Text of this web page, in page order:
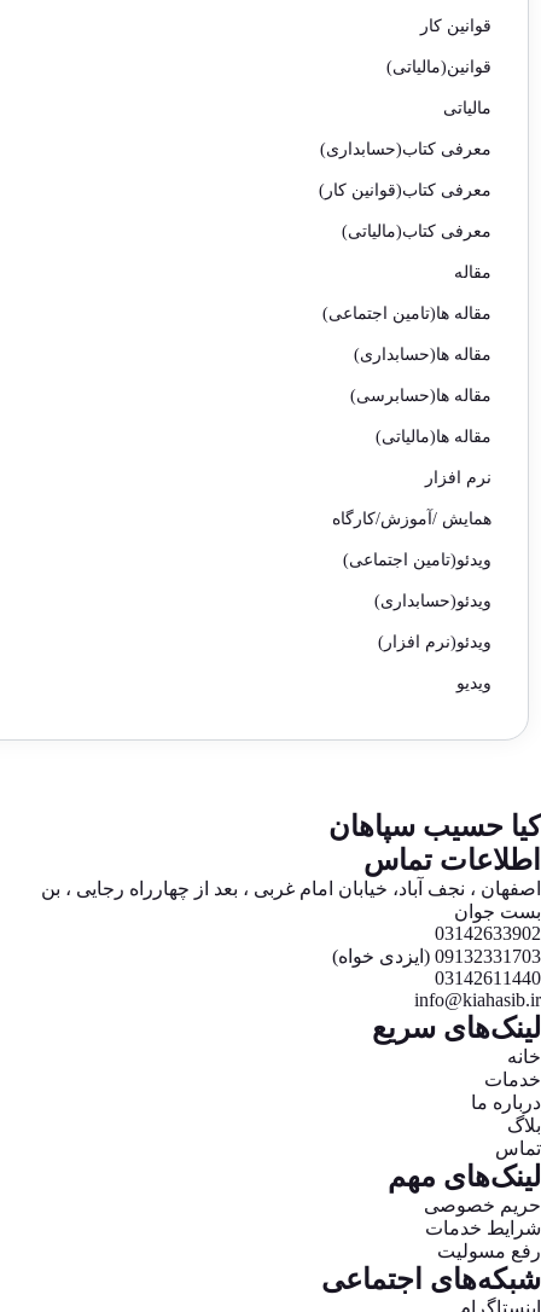
قوانین کار
قوانین(مالیاتی)
مالیاتی
معرفی کتاب(حسابداری)
معرفی کتاب(قوانین کار)
معرفی کتاب(مالیاتی)
مقاله
مقاله ها(تامین اجتماعی)
مقاله ها(حسابداری)
مقاله ها(حسابرسی)
مقاله ها(مالیاتی)
نرم افزار
همایش /آموزش/کارگاه
ویدئو(تامین اجتماعی)
ویدئو(حسابداری)
ویدئو(نرم افزار)
ویدیو
کیا حسیب سپاهان
اطلاعات تماس
اصفهان ، نجف آباد، خیابان امام غربی ، بعد از چهارراه رجایی ، بن
بست جوان
03142633902
09132331703 (ایزدی خواه)
03142611440
info@kiahasib.ir
لینک‌های سریع
خانه
خدمات
درباره ما
بلاگ
تماس
لینک‌های مهم
حریم خصوصی
شرایط خدمات
رفع مسولیت
شبکه‌های اجتماعی
اینستاگرام